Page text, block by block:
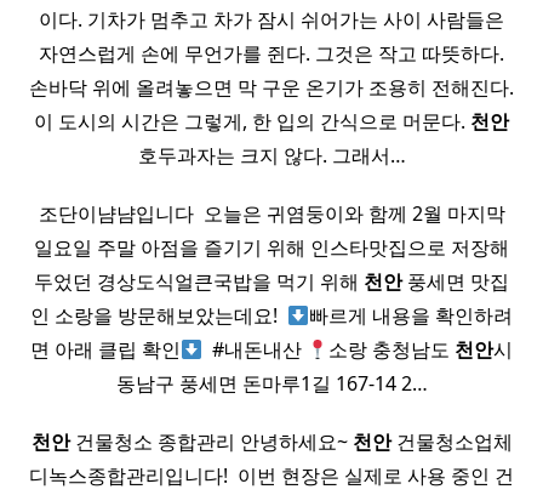
이다. 기차가 멈추고 차가 잠시 쉬어가는 사이 사람들은
자연스럽게 손에 무언가를 쥔다. 그것은 작고 따뜻하다.
손바닥 위에 올려놓으면 막 구운 온기가 조용히 전해진다.
이 도시의 시간은 그렇게, 한 입의 간식으로 머문다. 천안
호두과자는 크지 않다. 그래서…
조단이냠냠입니다 ​ 오늘은 귀염둥이와 함께 2월 마지막
일요일 주말 아점을 즐기기 위해 인스타맛집으로 저장해
두었던 경상도식얼큰국밥을 먹기 위해 천안풍세면 맛집
인 소랑을 방문해보았는데요! ​
빠르게 내용을 확인하려
면 아래 클립 확인
​ #내돈내산 소랑 충청남도 천안시
동남구 풍세면 돈마루1길 167-14 2…
천안건물청소 종합관리 안녕하세요~ 천안건물청소업체
디녹스종합관리입니다! ​ 이번 현장은 실제로 사용 중인 건